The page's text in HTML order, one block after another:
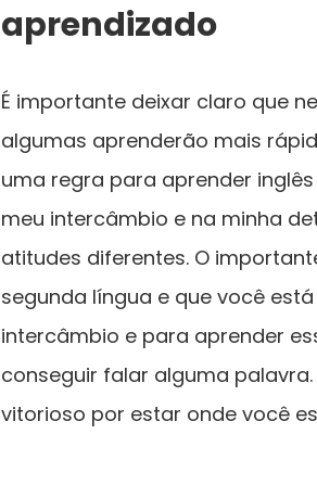
aprendizado
É importante deixar claro que
algumas aprenderão mais
uma regra para aprender
meu intercâmbio e na minha
atitudes diferentes. O
segunda língua e que você
intercâmbio e para aprender
conseguir falar alguma
vitorioso por estar onde você